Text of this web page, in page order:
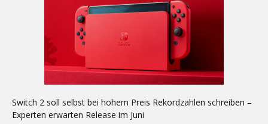
Switch 2 soll selbst bei hohem Preis Rekordzahlen schreiben –
Experten erwarten Release im Juni